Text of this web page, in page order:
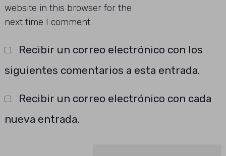
website in this browser for the
next time I comment.
Recibir un correo electrónico con los
siguientes comentarios a esta entrada.
Recibir un correo electrónico con cada
nueva entrada.